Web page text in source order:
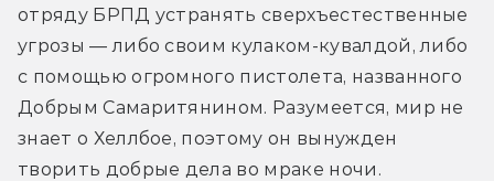
отряду БРПД устранять сверхъестественные
угрозы — либо своим кулаком-кувалдой, либо
с помощью огромного пистолета, названного
Добрым Самаритянином. Разумеется, мир не
знает о Хеллбое, поэтому он вынужден
творить добрые дела во мраке ночи.